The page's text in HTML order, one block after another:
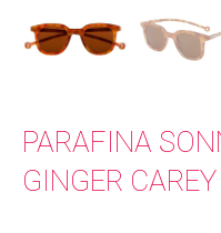
PARAFINA
GINGER CAREY